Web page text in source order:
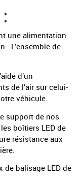
une alimentation
L’ensemble de
d’un
de l’air sur celui-
véhicule.
support de nos
boîtiers LED de
résistance aux
de balisage LED de